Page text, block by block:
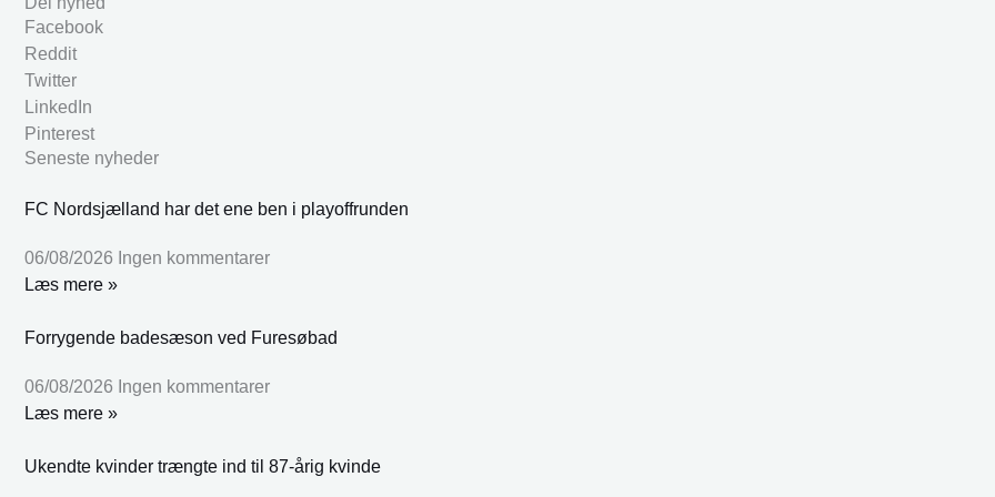
Facebook
Reddit
Twitter
LinkedIn
Pinterest
Seneste nyheder
FC Nordsjælland har det ene ben i playoffrunden
06/08/2026 Ingen kommentarer
Læs mere »
Forrygende badesæson ved Furesøbad
06/08/2026 Ingen kommentarer
Læs mere »
Ukendte kvinder trængte ind til 87-årig kvinde